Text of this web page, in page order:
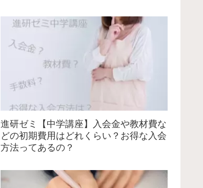
進研ゼミ【中学講座】入会金や教材費な
どの初期費用はどれくらい？お得な入会
方法ってあるの？